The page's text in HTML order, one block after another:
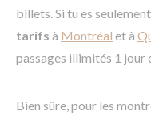
billets. Si tu es
tarifs à Montréal et à
passages illimités 1 jour
Bien sûre, pour les